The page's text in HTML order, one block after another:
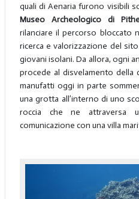
quali di Aenaria furono visibili
Museo Archeologico di
rilanciare il percorso bloccato
ricerca e valorizzazione del
giovani isolani. Da allora, ogni
procede al disvelamento della
manufatti oggi in parte
una grotta all’interno di uno
roccia che ne attraversa
comunicazione con una villa